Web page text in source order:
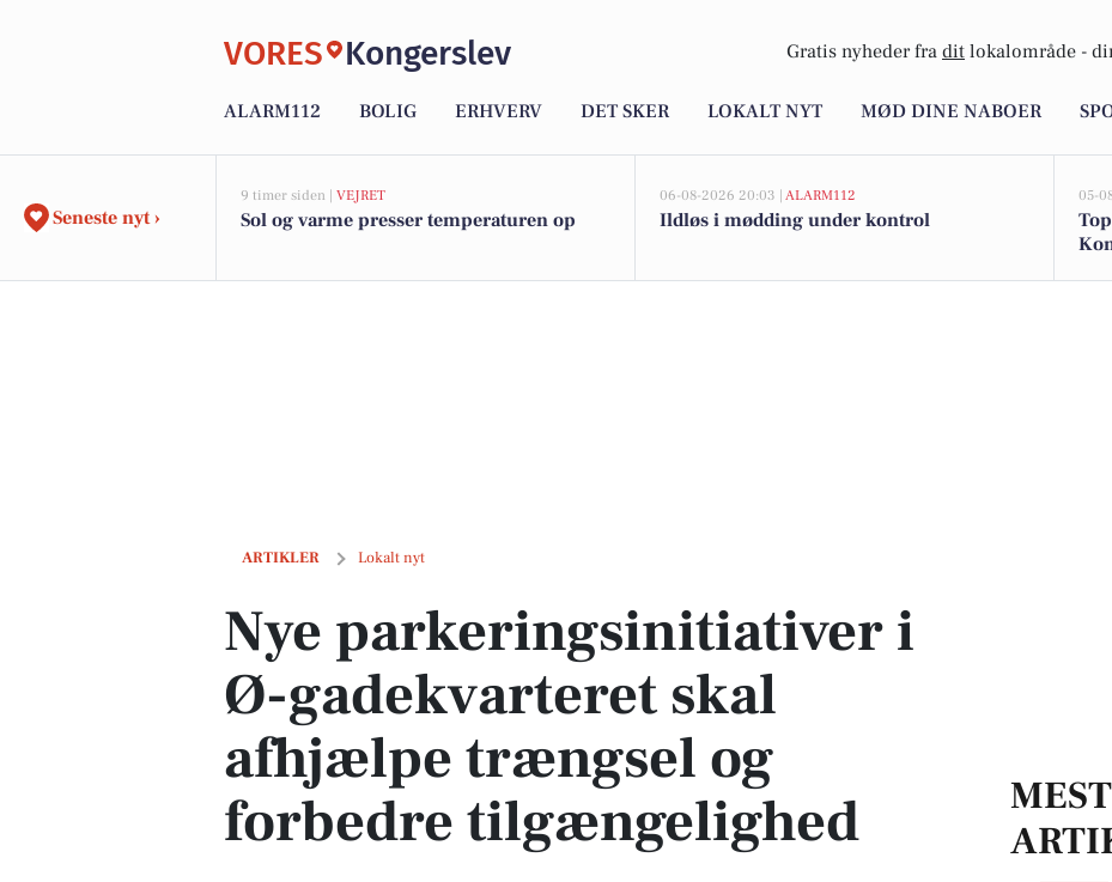
VORES Kongerslev Gratis nyheder fra dit lokalområde -
ALARM112 BOLIG ERHVERV DET SKER LOKALT NYT MØD DINE NABOER
Seneste nyt ›
9 timer siden | VEJRET
Sol og varme presser temperaturen op
06-08-2026 20:03 | ALARM112
Ildløs i mødding under kontrol
05-
ARTIKLER Lokalt nyt
Nye parkeringsinitiativer i Ø-gadekvarteret skal afhjælpe trængsel og forbedre tilgængelighed
Nye parkeringsinitiativer i
Ø-gadekvarteret skal
afhjælpe trængsel og
forbedre tilgængelighed